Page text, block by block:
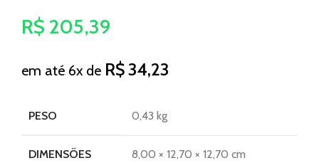
R$ 205,39
em até 6x de R$34,23
PESO 0,43 kg
DIMENSÕES 8,00 × 12,70 × 12,70 cm